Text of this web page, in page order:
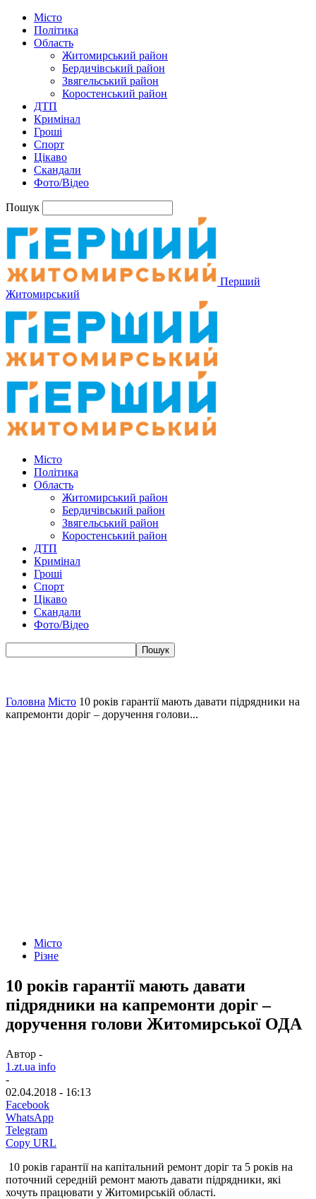
Місто
Політика
Область
Житомирський район
Бердичівський район
Звягельський район
Коростенський район
ДТП
Кримінал
Гроші
Спорт
Цікаво
Скандали
Фото/Відео
Пошук
Перший
Житомирський
Місто
Політика
Область
Житомирський район
Бердичівський район
Звягельський район
Коростенський район
ДТП
Кримінал
Гроші
Спорт
Цікаво
Скандали
Фото/Відео
Головна Місто 10 років гарантії мають давати підрядники на
капремонти доріг – доручення голови...
Місто
Різне
10 років гарантії мають давати
підрядники на капремонти доріг –
доручення голови Житомирської ОДА
Автор -
1.zt.ua info
-
02.04.2018 - 16:13
Facebook
WhatsApp
Telegram
Copy URL
10 років гарантії на капітальний ремонт доріг та 5 років на
поточний середній ремонт мають давати підрядники, які
хочуть працювати у Житомирській області.